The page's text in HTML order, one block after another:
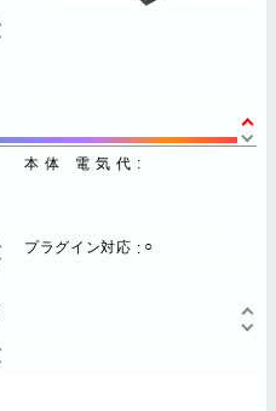
本体 電気代
プラグイン対応 ○